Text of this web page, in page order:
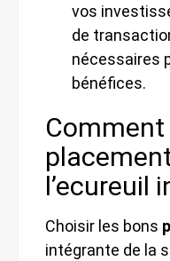
vos
de
nécessaires
bénéfices.
l’ecureuil
Choisir les bons
intégrante de la